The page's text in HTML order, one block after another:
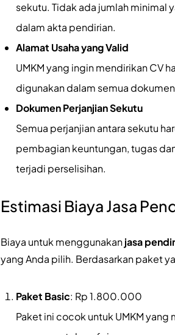
sekutu. Tidak ada jumlah minimal
dalam akta pendirian.
Alamat Usaha yang Valid
UMKM yang ingin mendirikan CV
digunakan dalam semua
Dokumen Perjanjian Sekutu
Semua perjanjian antara sekutu
pembagian keuntungan, tugas
terjadi perselisihan.
Estimasi Biaya Jasa
Biaya untuk menggunakanjasa
yang Anda pilih. Berdasarkan paket
Paket Basic: Rp 1.800.000
Paket ini cocok untuk UMKM